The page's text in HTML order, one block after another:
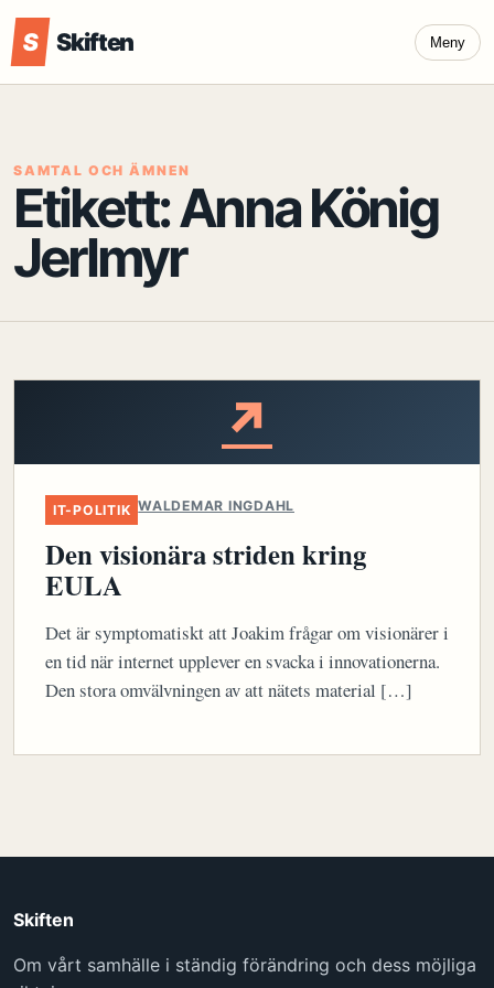
S Skiften Meny
SAMTAL OCH ÄMNEN
Etikett:Anna König
Jerlmyr
↗
IT-POLITIK WALDEMAR INGDAHL
Den visionära striden kring
EULA
Det är symptomatiskt att Joakim frågar om visionärer i
en tid när internet upplever en svacka i innovationerna.
Den stora omvälvningen av att nätets material […]
Skiften
Om vårt samhälle i ständig förändring och dess möjliga